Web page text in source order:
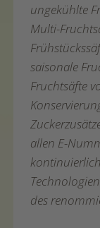
ungekühlte
Multi-
saisonale
Fruchtsäfte
allen E-
des